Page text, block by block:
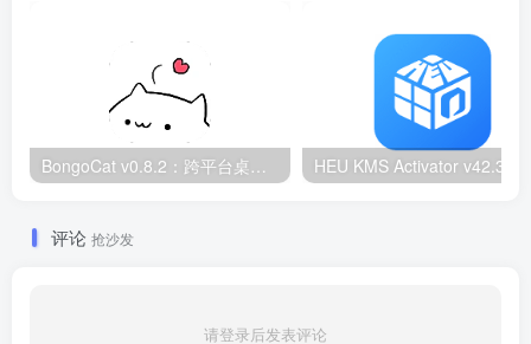
BongoCat v0.8.2：跨平台桌面互动猫咪随加30款皮肤
评论 抢沙发
请登录后发表评论